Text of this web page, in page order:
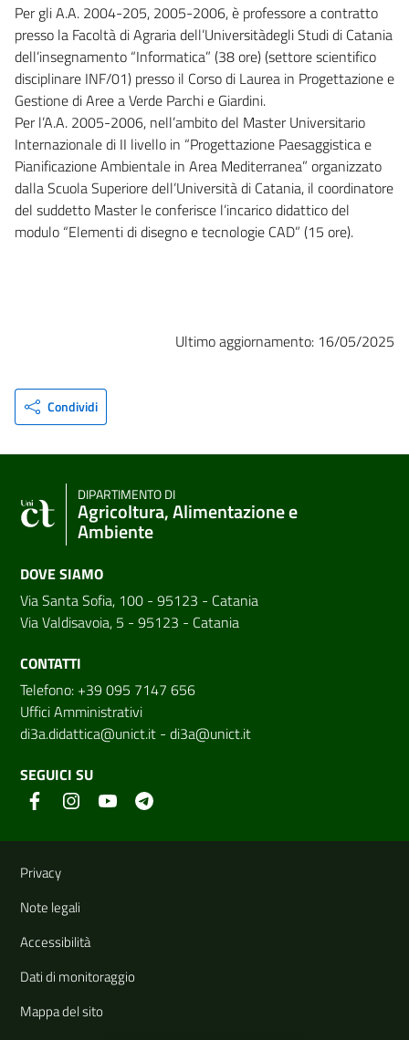
Per gli A.A. 2004-205, 2005-2006, è professore a contratto
presso la Facoltà di Agraria dell’Universitàdegli Studi di Catania
dell’insegnamento “Informatica” (38 ore) (settore scientifico
disciplinare INF/01) presso il Corso di Laurea in Progettazione e
Gestione di Aree a Verde Parchi e Giardini.
Per l’A.A. 2005-2006, nell’ambito del Master Universitario
Internazionale di II livello in “Progettazione Paesaggistica e
Pianificazione Ambientale in Area Mediterranea” organizzato
dalla Scuola Superiore dell’Università di Catania, il coordinatore
del suddetto Master le conferisce l’incarico didattico del
modulo “Elementi di disegno e tecnologie CAD” (15 ore).
Ultimo aggiornamento: 16/05/2025
Condividi
DIPARTIMENTO DI
Agricoltura, Alimentazione e
Ambiente
DOVE SIAMO
Via Santa Sofia, 100 - 95123 - Catania
Via Valdisavoia, 5 - 95123 - Catania
CONTATTI
Telefono: +39 095 7147 656
Uffici Amministrativi
di3a.didattica@unict.it - di3a@unict.it
SEGUICI SU
Link e informazioni utili
Privacy
Note legali
Accessibilità
Dati di monitoraggio
Mappa del sito